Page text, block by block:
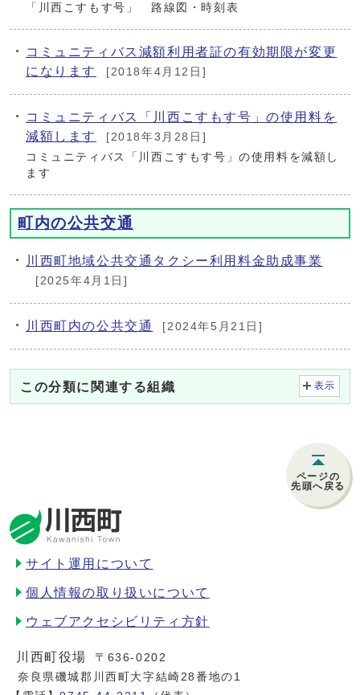
「川西こすもす号」 路線図・時刻表
コミュニティバス減額利用者証の有効期限が変更
になります
[2018年4月12日]
コミュニティバス「川西こすもす号」の使用料を
減額します
[2018年3月28日]
コミュニティバス「川西こすもす号」の使用料を減額し
ます
町内の公共交通
川西町地域公共交通タクシー利用料金助成事業
[2025年4月1日]
川西町内の公共交通 [2024年5月21日]
この分類に関連する組織 表示
ページの
先頭へ戻る
サイト運用について
個人情報の取り扱いについて
ウェブアクセシビリティ方針
川西町役場
〒636-0202
奈良県磯城郡川西町大字結崎28番地の1